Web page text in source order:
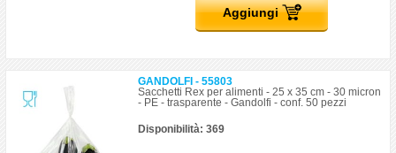
Aggiungi
GANDOLFI - 55803
Sacchetti Rex per alimenti - 25 x 35 cm - 30 micron
- PE - trasparente - Gandolfi - conf. 50 pezzi
Disponibilità: 369